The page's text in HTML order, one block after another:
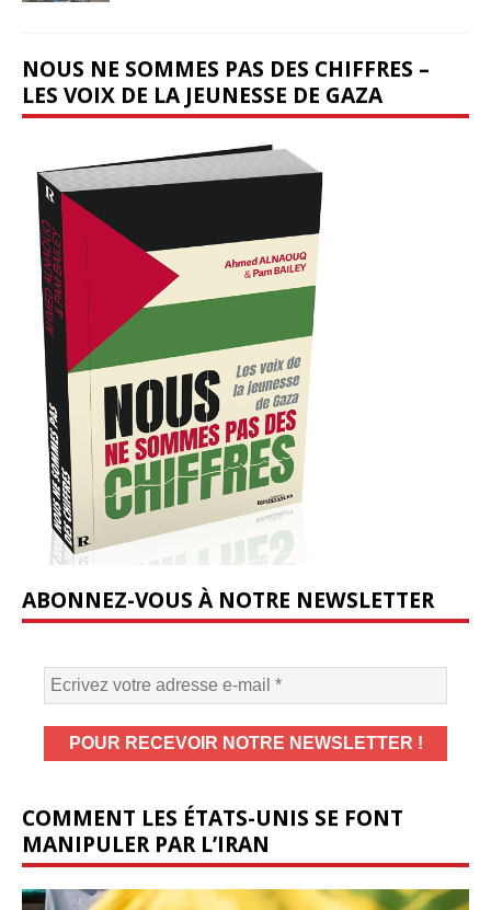
NOUS NE SOMMES PAS DES CHIFFRES –
LES VOIX DE LA JEUNESSE DE GAZA
ABONNEZ-VOUS À NOTRE NEWSLETTER
COMMENT LES ÉTATS-UNIS SE FONT
MANIPULER PAR L’IRAN